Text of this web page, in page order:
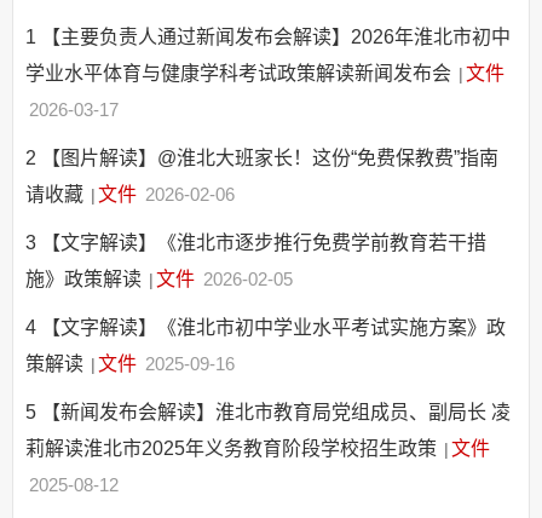
1
【主要负责人通过新闻发布会解读】2026年淮北市初中
学业水平体育与健康学科考试政策解读新闻发布会 |文件
2026-03-17
2
【图片解读】@淮北大班家长！这份“免费保教费”指南
请收藏 |文件 2026-02-06
3
【文字解读】《淮北市逐步推行免费学前教育若干措
施》政策解读 |文件 2026-02-05
4
【文字解读】《淮北市初中学业水平考试实施方案》政
策解读 |文件 2025-09-16
5
【新闻发布会解读】淮北市教育局党组成员、副局长 凌
莉解读淮北市2025年义务教育阶段学校招生政策 |文件
2025-08-12